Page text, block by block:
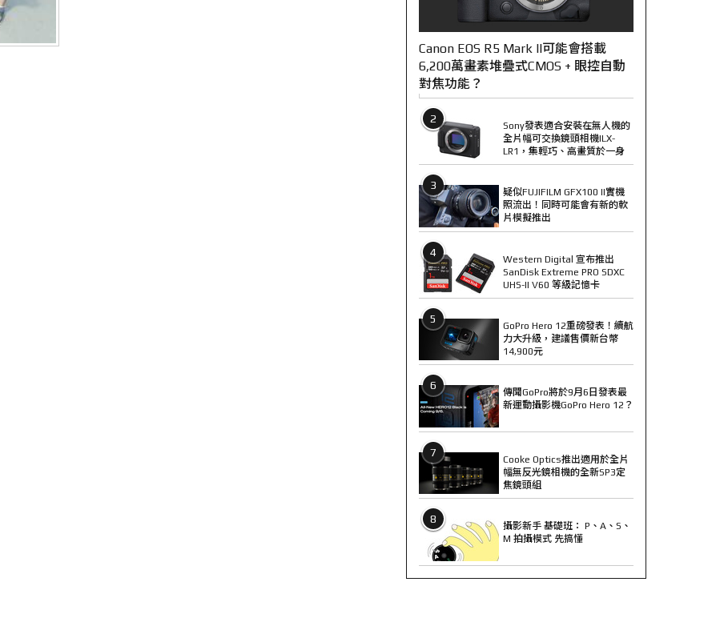
Canon EOS R5 Mark II可能會搭載
6,200萬畫素堆疊式CMOS + 眼控自動
對焦功能？
2
Sony發表適合安裝在無人機的
全片幅可交換鏡頭相機ILX-
LR1，集輕巧、高畫質於一身
3
疑似FUJIFILM GFX100 II實機
照流出！同時可能會有新的軟
片模擬推出
4
Western Digital 宣布推出
SanDisk Extreme PRO SDXC
UHS-II V60 等級記憶卡
5
GoPro Hero 12重磅發表！續航
力大升級，建議售價新台幣
14,900元
6
傳聞GoPro將於9月6日發表最
新運動攝影機GoPro Hero 12？
7
Cooke Optics推出適用於全片
幅無反光鏡相機的全新SP3定
焦鏡頭組
8
攝影新手 基礎班： P、A、S、
M 拍攝模式 先搞懂